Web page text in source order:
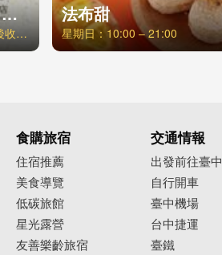
樹太老日本定食-台中青海店
週一至週五 / 11:30-21:30 最後收客時間21:00，週六日、例假日 / 11:00-21:30 最後收客時間21:00
法布甜
星期日：10:00 – 21:00
食購旅宿
住宿推薦
美食導覽
低碳旅館
星光露營
友善樂齡旅宿
交通情報
出發前往臺中
自行開車
臺中機場
台中捷運
臺鐵